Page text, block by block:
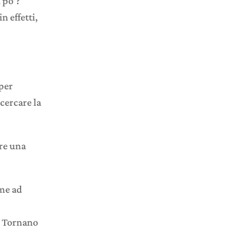
effetti,
la
una
ad